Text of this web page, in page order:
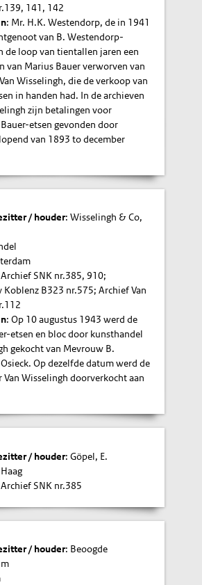
141, 142
: Mr. H.K. Westendorp, de in 1941
van B. Westendorp-
de loop van tientallen jaren een
van Marius Bauer verworven van
Wisselingh, die de verkoop van
in handen had. In de archieven
zijn betalingen voor
etsen gevonden door
van 1893 to december
/ houder: Wisselingh & Co,
SNK nr.385, 910;
Koblenz B323 nr.575; Archief Van
: Op 10 augustus 1943 werd de
etsen en bloc door kunsthandel
gekocht van Mevrouw B.
Op dezelfde datum werd de
Wisselingh doorverkocht aan
/ houder: Göpel, E.
SNK nr.385
/ houder: Beoogde